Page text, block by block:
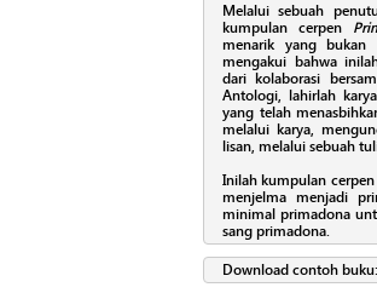
Melalui sebuah
kumpulan cerpen
menarik yang
mengakui bahwa
dari kolaborasi
Antologi, lahirlah
yang telah
melalui karya,
lisan, melalui sebuah
Inilah kumpulan
menjelma menjadi
minimal primadona
sang primadona.
Download contoh